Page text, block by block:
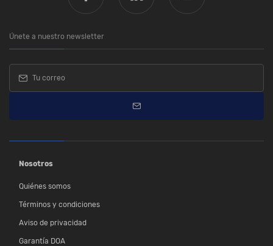
Únete a nuestro newsletter
Nosotros
Quiénes somos
Términos y condiciones
Aviso de privacidad
Garantía DOA